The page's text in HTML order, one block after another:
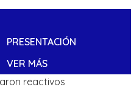
PRESENTACIÓN
VER MÁS
reactivos